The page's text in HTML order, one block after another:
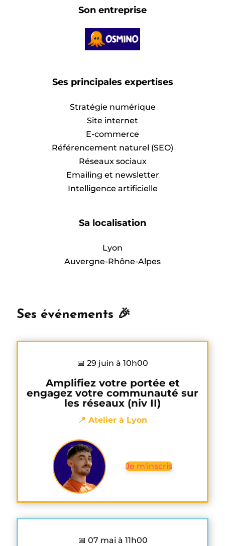
Son entreprise
Ses principales expertises
Stratégie numérique
Site internet
E-commerce
Référencement naturel (SEO)
Réseaux sociaux
Emailing et newsletter
Intelligence artificielle
Sa localisation
Lyon
Auvergne-Rhône-Alpes
Ses événements 🎉
📅 29 juin à 10h00
Amplifiez votre portée et
engagez votre communauté sur
les réseaux (niv II)
📍 Atelier à Lyon
Je m'inscris
📅 07 mai à 11h00